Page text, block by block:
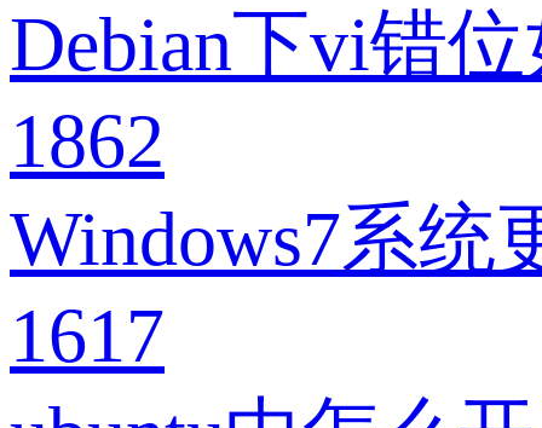
Debian下vi错
1862
Windows7系
1617